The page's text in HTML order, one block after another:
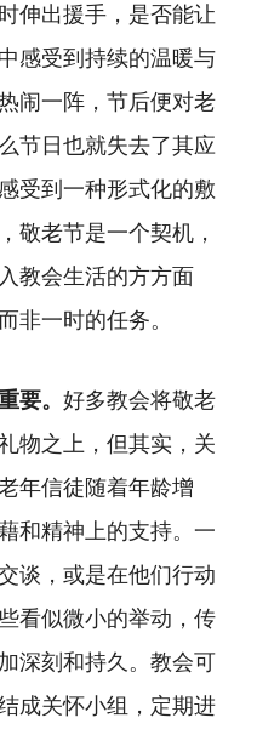
伸出援手，是否能让
感受到持续的温暖与
闹一阵，节后便对老
节日也就失去了其应
受到一种形式化的敷
敬老节是一个契机，
教会生活的方方面
非一时的任务。
要。 好多教会将敬老
物之上，但其实，关
年信徒随着年龄增
和精神上的支持。一
谈，或是在他们行动
看似微小的举动，传
深刻和持久。教会可
成关怀小组，定期进